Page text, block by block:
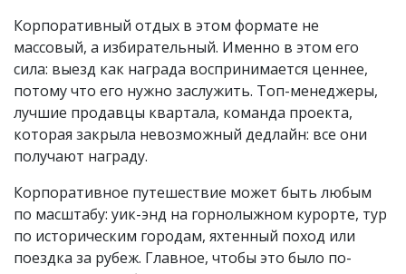
Корпоративный отдых в этом формате не
массовый, а избирательный. Именно в этом его
сила: выезд как награда воспринимается ценнее,
потому что его нужно заслужить. Топ-менеджеры,
лучшие продавцы квартала, команда проекта,
которая закрыла невозможный дедлайн: все они
получают награду.
Корпоративное путешествие может быть любым
по масштабу: уик-энд на горнолыжном курорте, тур
по историческим городам, яхтенный поход или
поездка за рубеж. Главное, чтобы это было по-